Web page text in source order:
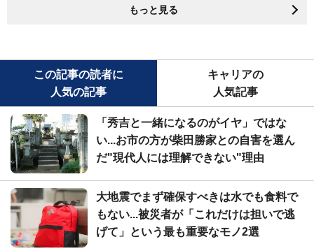
もっと見る
この記事の読者に
人気の記事
キャリアの
人気記事
「秀吉と一緒になるのがイヤ」ではな
い...お市の方が柴田勝家との自害を選ん
だ"現代人には理解できない"理由
大地震でまず確保すべきは水でも食料で
もない...被災者が「これだけは担いで逃
げて」という最も重要なモノ2選